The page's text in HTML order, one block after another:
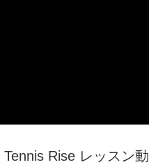
Rise レッスン動